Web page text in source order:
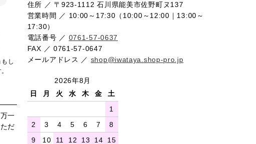
し
一
だ
住所 ／ 〒923-1112 石川県能美市佐野町ヌ137
営業時間 ／ 10:00～17:30（10:00～12:00｜13:00～
17:30）
電話番号 ／ 0761-57-0637
FAX ／ 0761-57-0647
メールアドレス ／ shop@iwataya.shop-pro.jp
2026年8月
日
月 火 水 木 金
土
1
2
3 4 5 6 7
8
9
10 11 12 13 14 15